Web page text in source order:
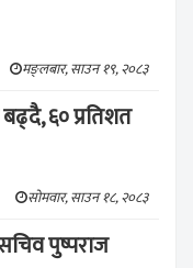
मङ्लबार, साउन १९, २०८३
६० प्रतिशत
सोमवार, साउन १८, २०८३
पुष्पराज